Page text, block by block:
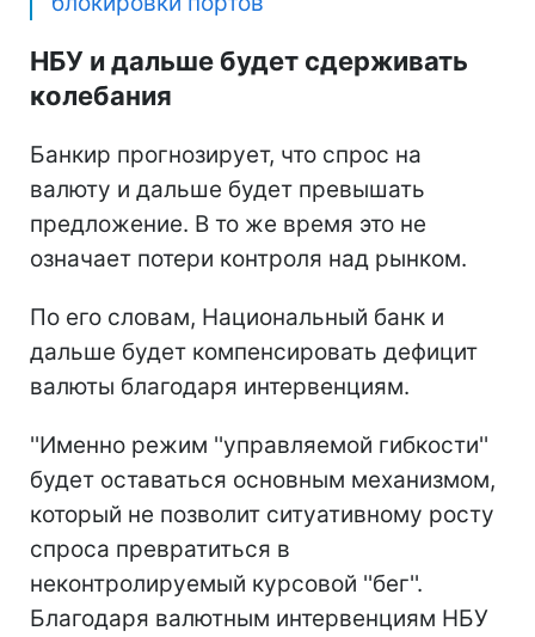
НБУ и дальше будет сдерживать
колебания
Банкир прогнозирует, что спрос на
валюту и дальше будет превышать
предложение. В то же время это не
означает потери контроля над рынком.
По его словам, Национальный банк и
дальше будет компенсировать дефицит
валюты благодаря интервенциям.
''Именно режим ''управляемой гибкости''
будет оставаться основным механизмом,
который не позволит ситуативному росту
спроса превратиться в
неконтролируемый курсовой ''бег''.
Благодаря валютным интервенциям НБУ